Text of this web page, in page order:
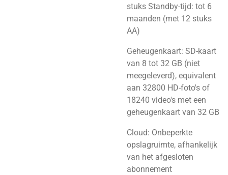
stuks Standby-tijd: tot 6
maanden (met 12 stuks
AA)
Geheugenkaart: SD-kaart
van 8 tot 32 GB (niet
meegeleverd), equivalent
aan 32800 HD-foto's of
18240 video's met een
geheugenkaart van 32 GB
Cloud: Onbeperkte
opslagruimte, afhankelijk
van het afgesloten
abonnement